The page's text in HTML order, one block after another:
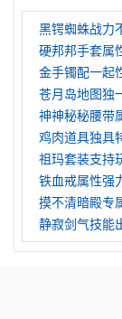
黑锷蜘蛛战力
硬邦邦手套属
金手镯配一起
苍月岛地图独
神神秘秘腰带
鸡肉道具独具
祖玛套装支持
铁血戒属性强
摸不清暗殿专
静寂剑气技能